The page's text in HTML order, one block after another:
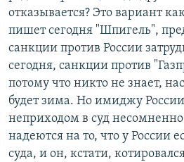
отказывается? Это вариант
пишет сегодня "Шпигель",
санкции против России
сегодня, санкции против
потому что никто не знает,
будет зима. Но имиджу России
неприходом в суд несомненно
надеются на то, что у России
суда, и он, кстати,